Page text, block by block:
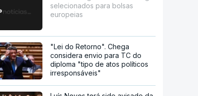
selecionados para bolsas
europeias
"Lei do Retorno". Chega
considera envio para TC do
diploma "tipo de atos políticos
irresponsáveis"